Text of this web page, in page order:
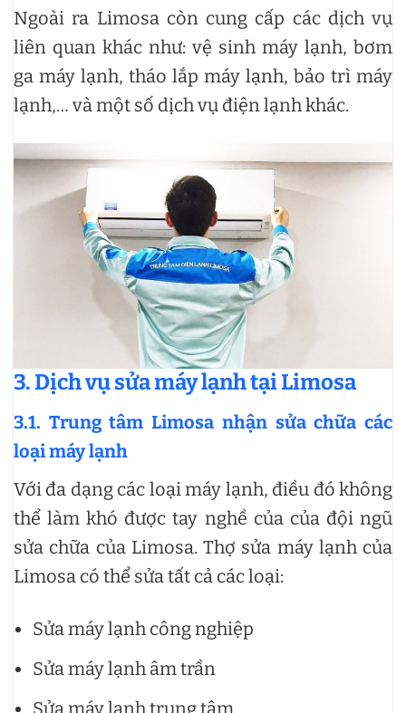
Ngoài ra Limosa còn cung cấp các dịch vụ
liên quan khác như: vệ sinh máy lạnh, bơm
ga máy lạnh, tháo lắp máy lạnh, bảo trì máy
lạnh,… và một số dịch vụ điện lạnh khác.
3. Dịch vụ sửa máy lạnh tại Limosa
3.1. Trung tâm Limosa nhận sửa chữa các
loại máy lạnh
Với đa dạng các loại máy lạnh, điều đó không
thể làm khó được tay nghề của của đội ngũ
sửa chữa của Limosa. Thợ sửa máy lạnh của
Limosa có thể sửa tất cả các loại:
Sửa máy lạnh công nghiệp
Sửa máy lạnh âm trần
Sửa máy lạnh trung tâm